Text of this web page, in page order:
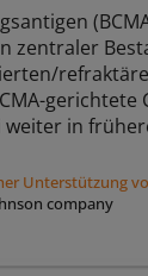
zentraler
gerichtete
in
Unterstützung
company